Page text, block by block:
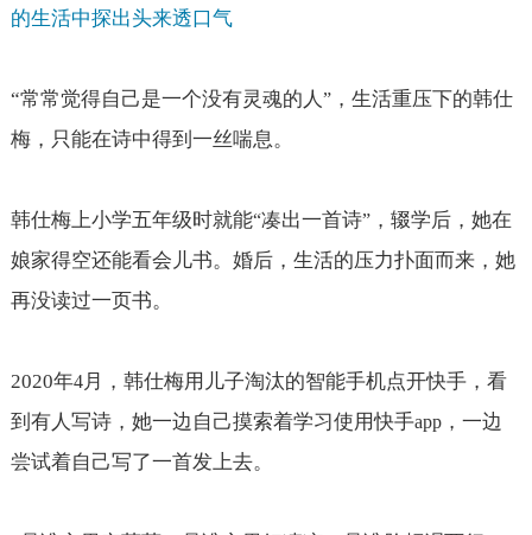
的生活中探出头来透口气
“常常觉得自己是一个没有灵魂的人”，生活重压下的韩仕
梅，只能在诗中得到一丝喘息。
韩仕梅上小学五年级时就能“凑出一首诗”，辍学后，她在
娘家得空还能看会儿书。婚后，生活的压力扑面而来，她
再没读过一页书。
2020年4月，韩仕梅用儿子淘汰的智能手机点开快手，看
到有人写诗，她一边自己摸索着学习使用快手app，一边
尝试着自己写了一首发上去。